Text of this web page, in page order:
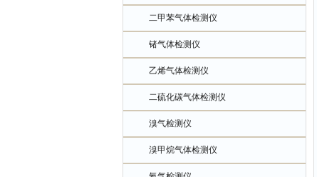
二甲苯气体检测仪
锗气体检测仪
乙烯气体检测仪
二硫化碳气体检测仪
溴气检测仪
溴甲烷气体检测仪